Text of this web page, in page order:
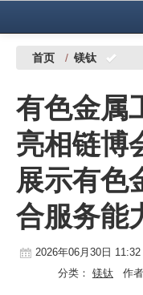
中国有色金属报社主办
铜镍铅锌
铝
稀有稀土
有色市场
科技
首页 / 镁钛
有色金属
亮相链博
展示有色
合服务能
2026年06月30日 11:32
分类： 镁钛 作者